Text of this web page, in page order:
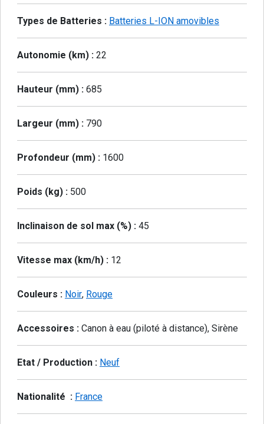
Types de Batteries : Batteries L-ION amovibles
Autonomie (km) : 22
Hauteur (mm) : 685
Largeur (mm) : 790
Profondeur (mm) : 1600
Poids (kg) : 500
Inclinaison de sol max (%) : 45
Vitesse max (km/h) : 12
Couleurs : Noir, Rouge
Accessoires : Canon à eau (piloté à distance), Sirène
Etat / Production : Neuf
Nationalité : France